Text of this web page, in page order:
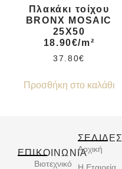
Πλακάκι τοίχου
BRONX MOSAIC
25X50
18.90€/m²
37.80€
Προσθήκη στο καλάθι
ΕΠΙΚΟΙΝΩΝΊΑ
Βιοτεχνικό
ΣΕΛΙΔΕΣ
Αρχική
Η Εταιρεία